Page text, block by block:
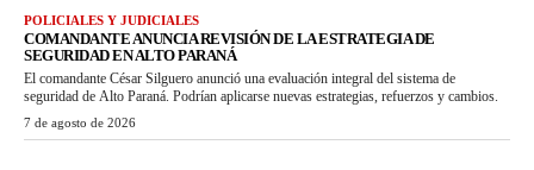
POLICIALES Y JUDICIALES
COMANDANTE ANUNCIA REVISIÓN DE LA ESTRATEGIA DE
SEGURIDAD EN ALTO PARANÁ
El comandante César Silguero anunció una evaluación integral del sistema de
seguridad de Alto Paraná. Podrían aplicarse nuevas estrategias, refuerzos y cambios.
7 de agosto de 2026